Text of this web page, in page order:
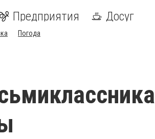
Предприятия Досуг
Погода